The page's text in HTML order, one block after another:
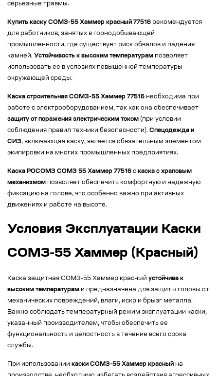
серьезные травмы.
Купить каску СОМЗ-55 Хаммер красный 77516 рекомендуется
для работников, занятых в горнодобывающей
промышленности, где существует риск обвалов и падения
камней. Устойчивость к высоким температурам позволяет
использовать ее в условиях повышенной температуры
окружающей среды.
Каска строительная СОМЗ-55 Хаммер 77516 необходима при
работе с электрооборудованием, так как она обеспечивает
защиту от поражения электрическим током (при условии
соблюдения правил техники безопасности). Спецодежда и
СИЗ, включающая каску, является обязательным элементом
экипировки на многих промышленных предприятиях.
Каска РОСОМЗ СОМЗ 55 Хаммер 77516 с каска с храповым
механизмом позволяет обеспечить комфортную и надежную
фиксацию на голове, что особенно важно при активных
движениях и работе на высоте.
Условия Эксплуатации Каски
СОМЗ-55 Хаммер (Красный)
Каска защитная СОМЗ-55 Хаммер красный устойчива к
высоким температурам и предназначена для защиты головы от
механических повреждений, влаги, искр и брызг металла.
Важно соблюдать температурный режим эксплуатации каски,
указанный производителем, чтобы обеспечить ее
функциональность и целостность в течение всего срока
службы.
При использовании каски СОМЗ-55 Хаммер красный на